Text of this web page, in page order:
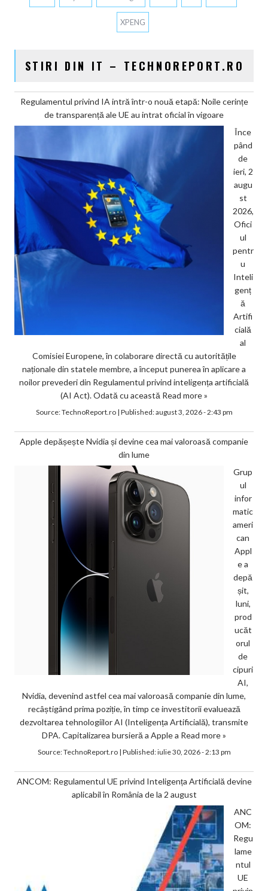
XPENG
STIRI DIN IT – TECHNOREPORT.RO
Regulamentul privind IA intră într-o nouă etapă: Noile cerințe
de transparență ale UE au intrat oficial în vigoare
Înce
pând
de
ieri, 2
augu
st
2026,
Ofici
ul
pentr
u
Inteli
genț
ă
Artifi
cială
al
Comisiei Europene, în colaborare directă cu autoritățile
naționale din statele membre, a început punerea în aplicare a
noilor prevederi din Regulamentul privind inteligența artificială
(AI Act). Odată cu această Read more »
Source:TechnoReport.ro| Published:august 3, 2026 - 2:43 pm
Apple depășește Nvidia și devine cea mai valoroasă companie
din lume
Grup
ul
infor
matic
ameri
can
Appl
e a
depă
șit,
luni,
prod
ucăt
orul
de
cipuri
AI,
Nvidia, devenind astfel cea mai valoroasă companie din lume,
recâștigând prima poziție, în timp ce investitorii evaluează
dezvoltarea tehnologiilor AI (Inteligența Artificială), transmite
DPA. Capitalizarea bursieră a Apple a Read more »
Source:TechnoReport.ro| Published:iulie 30, 2026 - 2:13 pm
ANCOM: Regulamentul UE privind Inteligența Artificială devine
aplicabil în România de la 2 august
ANC
OM:
Regu
lame
ntul
UE